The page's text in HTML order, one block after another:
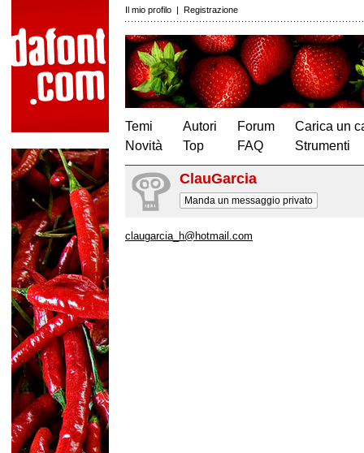
Il mio profilo | Registrazione
Temi
Novità
Autori
Top
Forum
FAQ
Carica un
Strumenti
ClauGarcia
Manda un messaggio privato
claugarcia_h@hotmail.com